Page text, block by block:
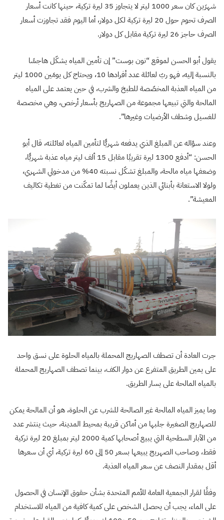
شهرَين كان سعر 1000 ليتر لا يتجاوز 35 ليرة تركية، حينها كانت أسعار
الصرف تحوم حول 20 ليرة تركية لكل دولار، أما اليوم فقد تجاوزت أسعار
الصرف حاجز 26 ليرة تركية مقابل كل دولار.
يقول أبو الحسن لموقع “نون بوست” إن تأمين المياه يشكّل هاجسًا
بالنسبة إليه، فهو ربّ لعائلة عدد أفرادها 10، ويحتاج كل يومَين 1000 ليتر
من المياه العذبة المخصّصة للطبخ والشرب، في حين يعتمد على المياه
المالحة والتي تبيعها مجموعة من الصهاريج بأسعار أرخص، وهي مخصصة
للغسيل وشطف الأرضيات وغيرها”.
وعند سؤاله عن المبلغ الذي يدفعه شهريًّا لتأمين المياه لعائلته، قال أبو
الحسن: “أدفع 1300 ليرة تقريبًا مقابل 15 ألف ليتر مياه عذبة شهريًّا،
وضعفها مياه مالحة، والمبلغ تشكّل نسبته 40% من مدخولي الشهري،
ولولا الاستعانة بأبنائي الذين يعملون أيضًا لما تمكّنت من تغطية تكاليف
المعيشة”.
جرت العادة أن تصطف الصهاريج المحملة بالمياه الحلوة على نسق واحد
على يمين الطريق المتفرع عن دوار الكف، بينما تصطف الصهاريج المحملة
بالمياه المالحة على يسار الطريق.
وما يميز المياه المالحة غير الصالحة للشرب عن الحلوة، هو أن المالحة يمكن
للصهاريج الصغيرة جلبها من أماكن قريبة بمحيط المدينة، حيث ينتشر عدد
من الآبار السطحية التي يبيع أصحابها كمية 2000 ليتر بمبلغ 20 ليرة تركية
فقط، وصاحب الصهريج يبيعها بسعر 50 إلى 60 ليرة تركية، أي أن سعرها
أقل بمقدار النصف عن سعر المياه العذبة.
وفقًا لقرار الجمعية العامة للأمم المتحدة بشأن حقوق الإنسان في الحصول
على الماء، يجب أن يحصل الشخص على كمية كافية من المياه للاستخدام